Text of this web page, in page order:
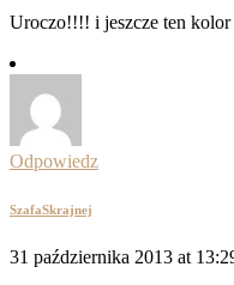
Uroczo!!!! i jeszcze ten
Odpowiedz
SzafaSkrajnej
31 października 2013 at